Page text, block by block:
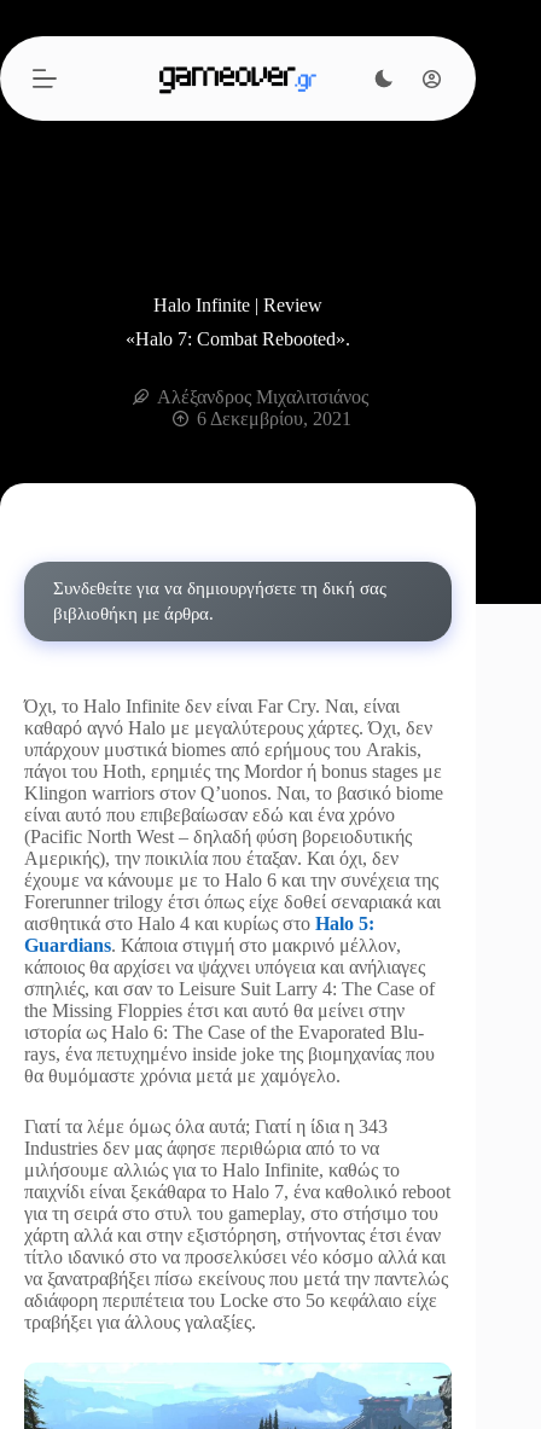
περιεχόμενο
Halo Infinite | Review
«Halo 7: Combat Rebooted».
Αλέξανδρος Μιχαλιτσιάνος
6 Δεκεμβρίου, 2021
Συνδεθείτε για να δημιουργήσετε τη δική σας
βιβλιοθήκη με άρθρα.
Όχι, το Halo Infinite δεν είναι Far Cry. Ναι, είναι
καθαρό αγνό Halo με μεγαλύτερους χάρτες. Όχι, δεν
υπάρχουν μυστικά biomes από ερήμους του Arakis,
πάγοι του Hoth, ερημιές της Mordor ή bonus stages με
Klingon warriors στον Q’uonos. Ναι, το βασικό biome
είναι αυτό που επιβεβαίωσαν εδώ και ένα χρόνο
(Pacific North West – δηλαδή φύση βορειοδυτικής
Αμερικής), την ποικιλία που έταξαν. Και όχι, δεν
έχουμε να κάνουμε με το Halo 6 και την συνέχεια της
Forerunner trilogy έτσι όπως είχε δοθεί σεναριακά και
αισθητικά στο Halo 4 και κυρίως στο Halo 5:
Guardians. Κάποια στιγμή στο μακρινό μέλλον,
κάποιος θα αρχίσει να ψάχνει υπόγεια και ανήλιαγες
σπηλιές, και σαν το Leisure Suit Larry 4: The Case of
the Missing Floppies έτσι και αυτό θα μείνει στην
ιστορία ως Halo 6: The Case of the Evaporated Blu-
rays, ένα πετυχημένο inside joke της βιομηχανίας που
θα θυμόμαστε χρόνια μετά με χαμόγελο.
Γιατί τα λέμε όμως όλα αυτά; Γιατί η ίδια η 343
Industries δεν μας άφησε περιθώρια από το να
μιλήσουμε αλλιώς για το Halo Infinite, καθώς το
παιχνίδι είναι ξεκάθαρα το Halo 7, ένα καθολικό reboot
για τη σειρά στο στυλ του gameplay, στο στήσιμο του
χάρτη αλλά και στην εξιστόρηση, στήνοντας έτσι έναν
τίτλο ιδανικό στο να προσελκύσει νέο κόσμο αλλά και
να ξανατραβήξει πίσω εκείνους που μετά την παντελώς
αδιάφορη περιπέτεια του Locke στο 5ο κεφάλαιο είχε
τραβήξει για άλλους γαλαξίες.